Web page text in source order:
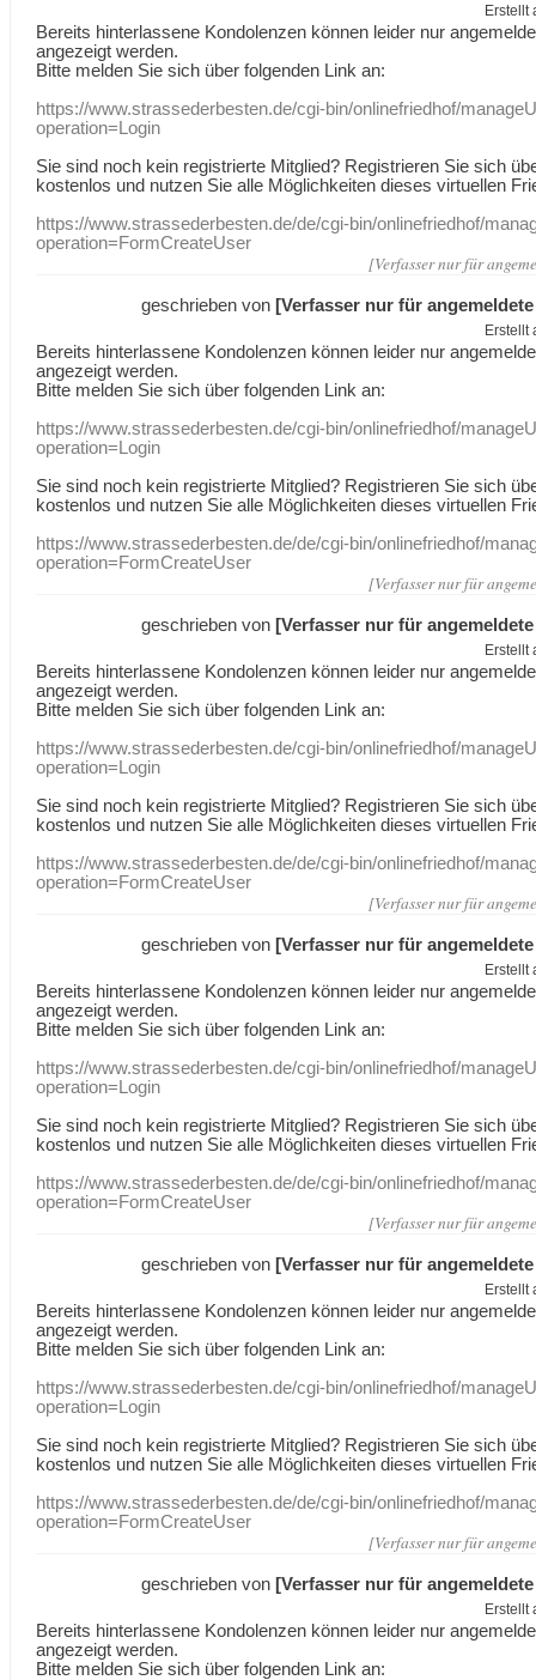
Erstellt
Bereits hinterlassene Kondolenzen können leider nur
angezeigt werden.
Bitte melden Sie sich über folgenden Link an:
https://www.strassederbesten.de/cgi-bin/onlinefriedhof/
operation=Login
Sie sind noch kein registrierte Mitglied? Registrieren Sie sich
kostenlos und nutzen Sie alle Möglichkeiten dieses virtuellen
https://www.strassederbesten.de/de/cgi-bin/onlinefriedhof/
operation=FormCreateUser
[Verfasser nur für
geschrieben von [Verfasser nur für
Erstellt
Bereits hinterlassene Kondolenzen können leider nur
angezeigt werden.
Bitte melden Sie sich über folgenden Link an:
https://www.strassederbesten.de/cgi-bin/onlinefriedhof/
operation=Login
Sie sind noch kein registrierte Mitglied? Registrieren Sie sich
kostenlos und nutzen Sie alle Möglichkeiten dieses virtuellen
https://www.strassederbesten.de/de/cgi-bin/onlinefriedhof/
operation=FormCreateUser
[Verfasser nur für
geschrieben von [Verfasser nur für
Erstellt
Bereits hinterlassene Kondolenzen können leider nur
angezeigt werden.
Bitte melden Sie sich über folgenden Link an:
https://www.strassederbesten.de/cgi-bin/onlinefriedhof/
operation=Login
Sie sind noch kein registrierte Mitglied? Registrieren Sie sich
kostenlos und nutzen Sie alle Möglichkeiten dieses virtuellen
https://www.strassederbesten.de/de/cgi-bin/onlinefriedhof/
operation=FormCreateUser
[Verfasser nur für
geschrieben von [Verfasser nur für
Erstellt
Bereits hinterlassene Kondolenzen können leider nur
angezeigt werden.
Bitte melden Sie sich über folgenden Link an:
https://www.strassederbesten.de/cgi-bin/onlinefriedhof/
operation=Login
Sie sind noch kein registrierte Mitglied? Registrieren Sie sich
kostenlos und nutzen Sie alle Möglichkeiten dieses virtuellen
https://www.strassederbesten.de/de/cgi-bin/onlinefriedhof/
operation=FormCreateUser
[Verfasser nur für
geschrieben von [Verfasser nur für
Erstellt
Bereits hinterlassene Kondolenzen können leider nur
angezeigt werden.
Bitte melden Sie sich über folgenden Link an:
https://www.strassederbesten.de/cgi-bin/onlinefriedhof/
operation=Login
Sie sind noch kein registrierte Mitglied? Registrieren Sie sich
kostenlos und nutzen Sie alle Möglichkeiten dieses virtuellen
https://www.strassederbesten.de/de/cgi-bin/onlinefriedhof/
operation=FormCreateUser
[Verfasser nur für
geschrieben von [Verfasser nur für
Erstellt
Bereits hinterlassene Kondolenzen können leider nur
angezeigt werden.
Bitte melden Sie sich über folgenden Link an: